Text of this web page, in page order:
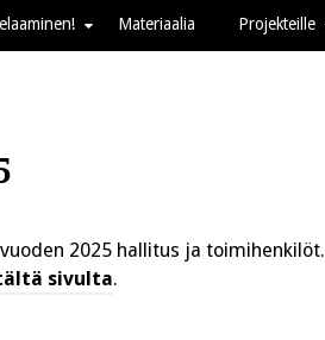
Materiaalia Projekteille
2025 hallitus ja toimihenkilöt.
sivulta.